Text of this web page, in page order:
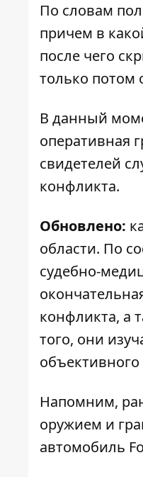
По словам
причем в
после чего
только потом
В данный
оперативная
свидетелей
конфликта.
Обновлено:
области. По
судебно-
конфликта, а
того, они
Напомним,
оружием и
автомобиль